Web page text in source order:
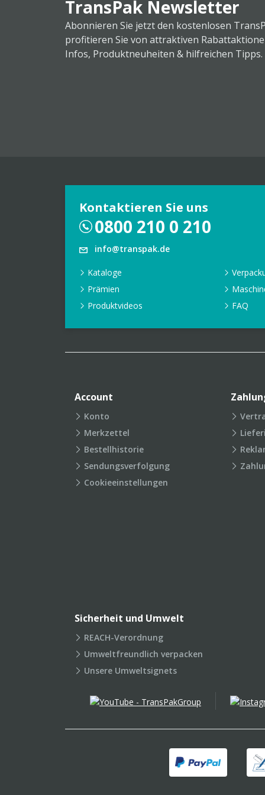
TransPak Newsletter
Abonnieren Sie jetzt den kostenlosen
profitieren Sie von attraktiven
Infos, Produktneuheiten & hilfreichen Tipps.
Kontaktieren Sie uns
0800 210 0 210
info@transpak.de
Kataloge
Prämien
Produktvideos
FAQ
Account
Konto
Merkzettel
Bestellhistorie
Sendungsverfolgung
Cookieeinstellungen
Sicherheit und Umwelt
REACH-Verordnung
Umweltfreundlich verpacken
Unsere Umweltsignets